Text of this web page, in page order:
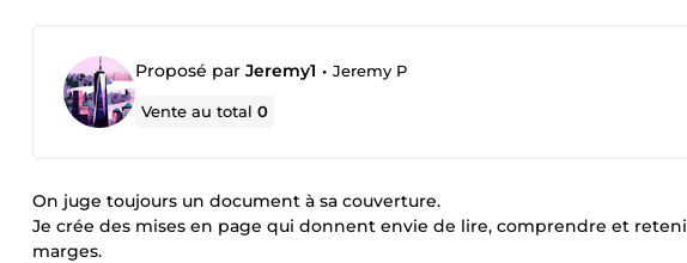
Proposé par Jeremy1 • Jeremy P
Vente au total0
On juge toujours un document à sa couverture.
Je crée des mises en page qui donnent envie de lire, comprendre et
marges.